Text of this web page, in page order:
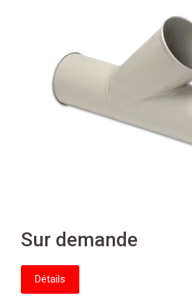
Sur demande
Détails